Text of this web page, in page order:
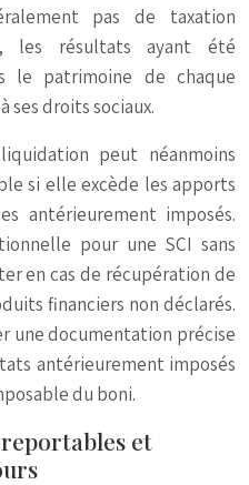
pas de taxation
les résultats ayant été
le patrimoine de chaque
droits sociaux.
peut néanmoins
si elle excède les apports
antérieurement imposés.
pour une SCI sans
en cas de récupération de
financiers non déclarés.
une documentation précise
antérieurement imposés
du boni.
et